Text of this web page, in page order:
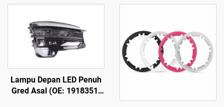
1514952-00-D, 1514952-
Lampu Depan Automotif
untuk Penggantian
1514952-00-D, 1514952-
untuk Penggantian
Lampu Depan LED Penuh
Gred Asal (OE: 1918351-